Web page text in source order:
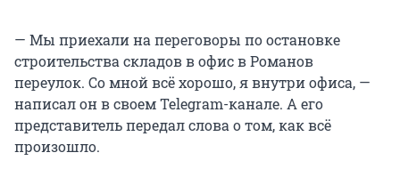
— Мы приехали на переговоры по остановке
строительства складов в офис в Романов
переулок. Со мной всё хорошо, я внутри офиса, —
написал он в своем Telegram-канале. А его
представитель передал слова о том, как всё
произошло.